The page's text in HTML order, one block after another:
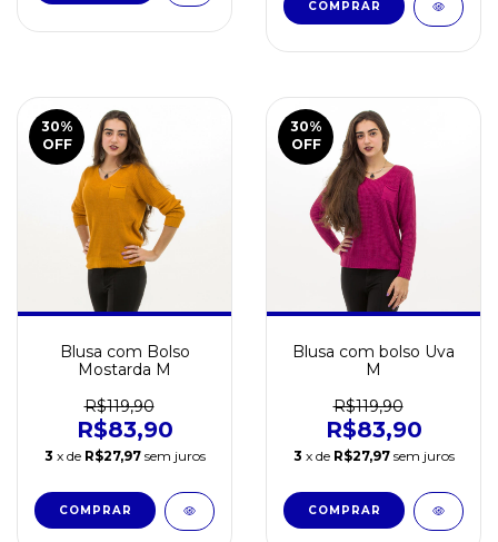
30%
OFF
Blusa com Bolso
Mostarda M
R$119,90
R$83,90
3 x de R$27,97 sem juros
30%
OFF
Blusa com bolso Uva
M
R$119,90
R$83,90
3 x de R$27,97 sem juros